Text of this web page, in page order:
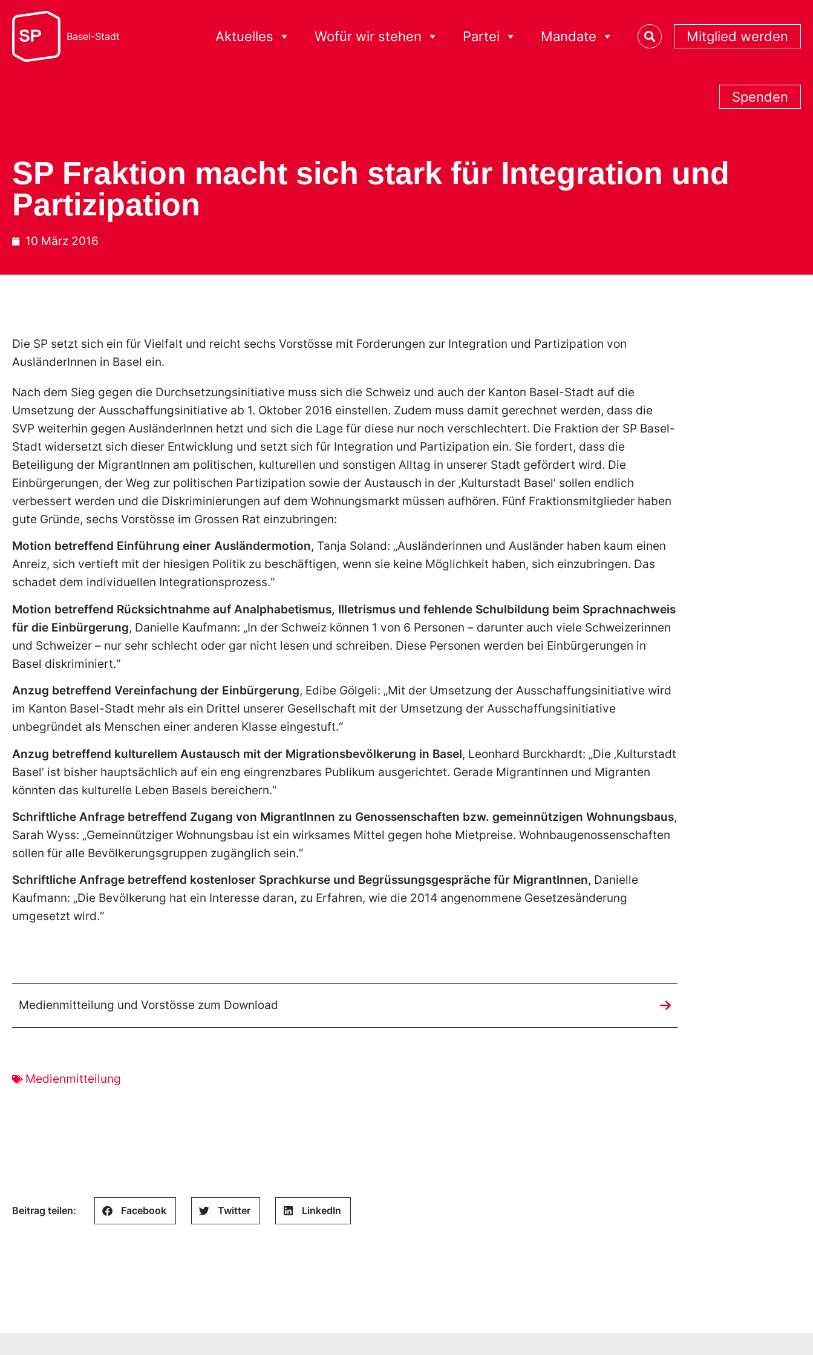
Basel-Stadt Aktuelles Wofür wir stehen Partei Mandate Mitglied werden
Spenden
SP Fraktion macht sich stark für Integration und
Partizipation
10 März 2016
Die SP setzt sich ein für Vielfalt und reicht sechs Vorstösse mit Forderungen zur Integration und Partizipation von
AusländerInnen in Basel ein.
Nach dem Sieg gegen die Durchsetzungsinitiative muss sich die Schweiz und auch der Kanton Basel-Stadt auf die
Umsetzung der Ausschaffungsinitiative ab 1. Oktober 2016 einstellen. Zudem muss damit gerechnet werden, dass die
SVP weiterhin gegen AusländerInnen hetzt und sich die Lage für diese nur noch verschlechtert. Die Fraktion der SP Basel-
Stadt widersetzt sich dieser Entwicklung und setzt sich für Integration und Partizipation ein. Sie fordert, dass die
Beteiligung der MigrantInnen am politischen, kulturellen und sonstigen Alltag in unserer Stadt gefördert wird. Die
Einbürgerungen, der Weg zur politischen Partizipation sowie der Austausch in der ‚Kulturstadt Basel’ sollen endlich
verbessert werden und die Diskriminierungen auf dem Wohnungsmarkt müssen aufhören. Fünf Fraktionsmitglieder haben
gute Gründe, sechs Vorstösse im Grossen Rat einzubringen:
Motion betreffend Einführung einer Ausländermotion, Tanja Soland: „Ausländerinnen und Ausländer haben kaum einen
Anreiz, sich vertieft mit der hiesigen Politik zu beschäftigen, wenn sie keine Möglichkeit haben, sich einzubringen. Das
schadet dem individuellen Integrationsprozess.“
Motion betreffend Rücksichtnahme auf Analphabetismus, Illetrismus und fehlende Schulbildung beim Sprachnachweis
für die Einbürgerung, Danielle Kaufmann: „In der Schweiz können 1 von 6 Personen – darunter auch viele Schweizerinnen
und Schweizer – nur sehr schlecht oder gar nicht lesen und schreiben. Diese Personen werden bei Einbürgerungen in
Basel diskriminiert.“
Anzug betreffend Vereinfachung der Einbürgerung, Edibe Gölgeli: „Mit der Umsetzung der Ausschaffungsinitiative wird
im Kanton Basel-Stadt mehr als ein Drittel unserer Gesellschaft mit der Umsetzung der Ausschaffungsinitiative
unbegründet als Menschen einer anderen Klasse eingestuft.“
Anzug betreffend kulturellem Austausch mit der Migrationsbevölkerung in Basel, Leonhard Burckhardt: „Die ‚Kulturstadt
Basel’ ist bisher hauptsächlich auf ein eng eingrenzbares Publikum ausgerichtet. Gerade Migrantinnen und Migranten
könnten das kulturelle Leben Basels bereichern.“
Schriftliche Anfrage betreffend Zugang von MigrantInnen zu Genossenschaften bzw. gemeinnützigen Wohnungsbaus,
Sarah Wyss: „Gemeinnütziger Wohnungsbau ist ein wirksames Mittel gegen hohe Mietpreise. Wohnbaugenossenschaften
sollen für alle Bevölkerungsgruppen zugänglich sein.“
Schriftliche Anfrage betreffend kostenloser Sprachkurse und Begrüssungsgespräche für MigrantInnen, Danielle
Kaufmann: „Die Bevölkerung hat ein Interesse daran, zu Erfahren, wie die 2014 angenommene Gesetzesänderung
umgesetzt wird.“
Medienmitteilung und Vorstösse zum Download
Medienmitteilung
Beitrag teilen: Facebook Twitter LinkedIn